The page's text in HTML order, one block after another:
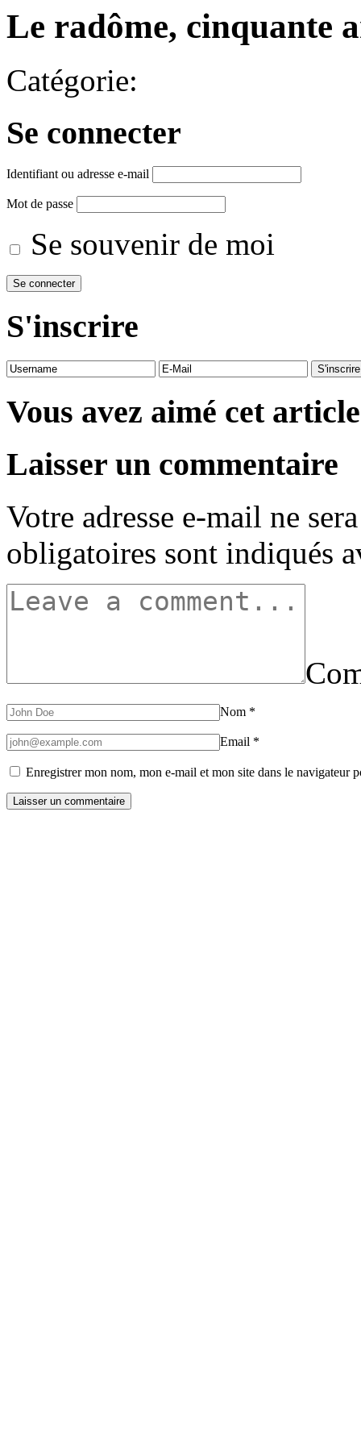
Le radôme, cinquante
Catégorie:
Se connecter
Identifiant ou adresse e-mail
Mot de passe
Se souvenir de moi
S'inscrire
Vous avez aimé cet
Laisser un commentaire
Votre adresse e-mail ne
obligatoires sont indiqués
Nom *
Email *
Enregistrer mon nom, mon e-mail et mon site dans le navigateur